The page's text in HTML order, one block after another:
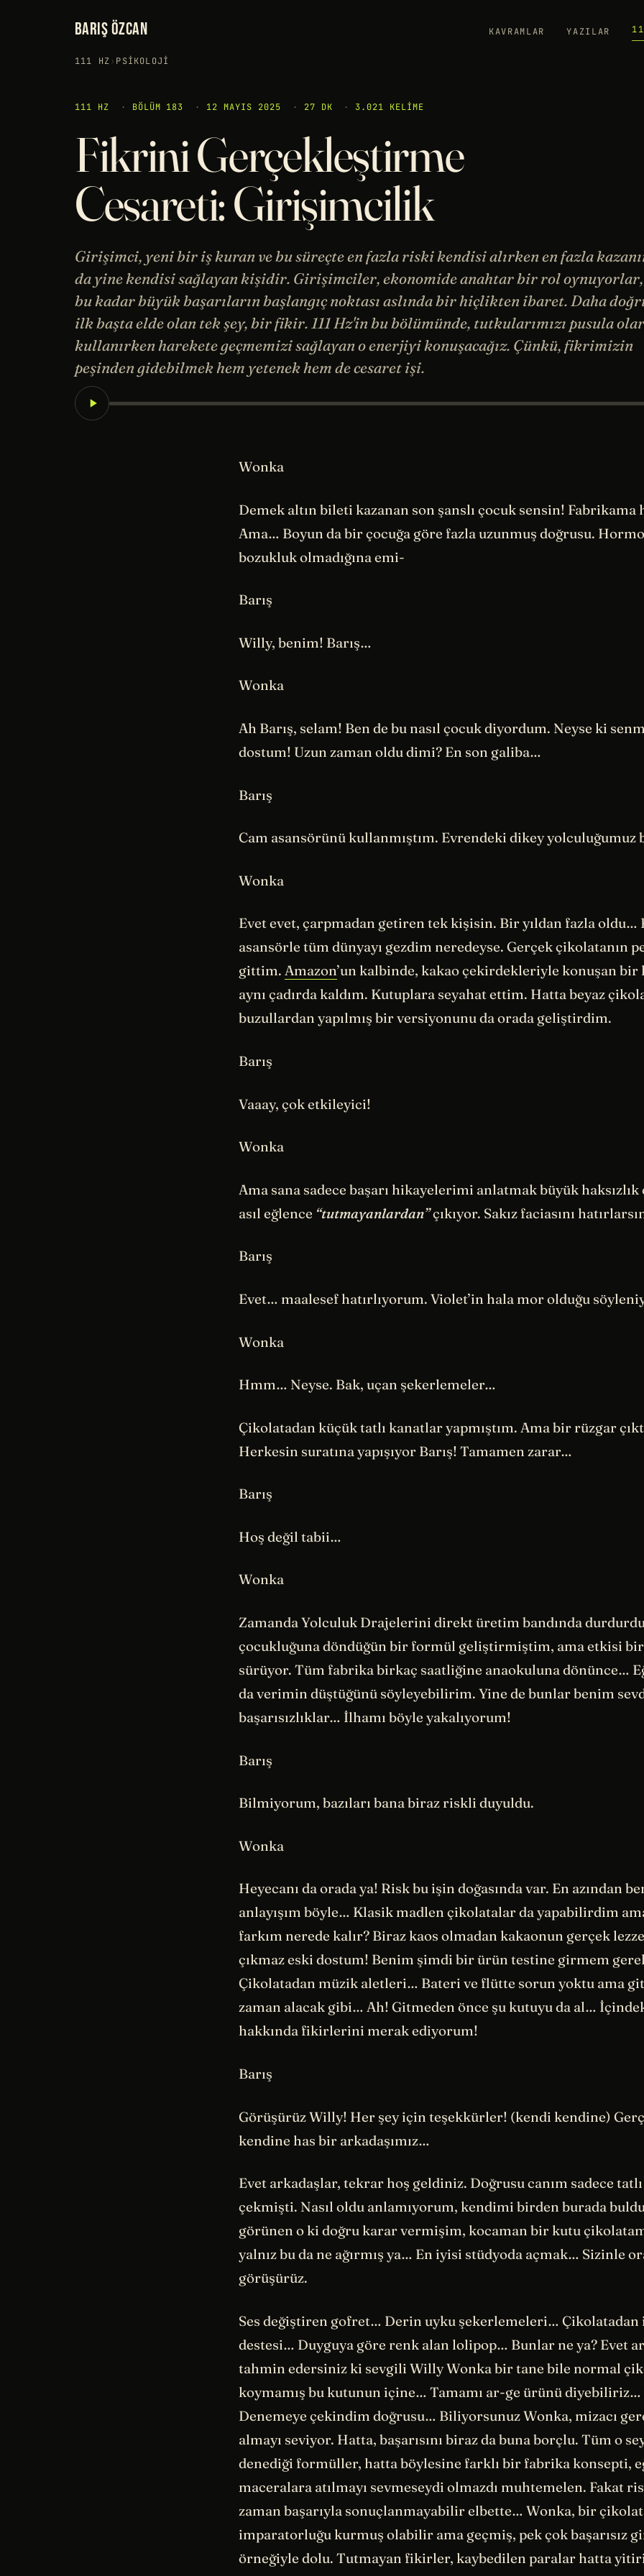
BARIŞ ÖZCAN KAVRAMLAR YAZILAR
111 HZ› PSIKOLOJI
111 HZ · BÖLÜM 183 · 12 MAYIS 2025 · 27 DK · 3.021 KELIME
Fikrini Gerçekleştirme
Cesareti: Girişimcilik
Girişimci, yeni bir iş kuran ve bu süreçte en fazla riski kendisi alırken en fazla
da yine kendisi sağlayan kişidir. Girişimciler, ekonomide anahtar bir rol
bu kadar büyük başarıların başlangıç noktası aslında bir hiçlikten ibaret. Daha
ilk başta elde olan tek şey, bir fikir. 111 Hz'in bu bölümünde, tutkularımızı pusula
kullanırken harekete geçmemizi sağlayan o enerjiyi konuşacağız. Çünkü, fikrimizin
peşinden gidebilmek hem yetenek hem de cesaret işi.
Wonka
Demek altın bileti kazanan son şanslı çocuk sensin!
Ama… Boyun da bir çocuğa göre fazla uzunmuş doğrusu.
bozukluk olmadığına emi-
Barış
Willy, benim! Barış…
Wonka
Ah Barış, selam! Ben de bu nasıl çocuk diyordum. Neyse ki
dostum! Uzun zaman oldu dimi? En son galiba…
Barış
Cam asansörünü kullanmıştım. Evrendeki dikey yolculuğumuz
Wonka
Evet evet, çarpmadan getiren tek kişisin. Bir yıldan fazla oldu…
asansörle tüm dünyayı gezdim neredeyse. Gerçek çikolatanın
gittim. Amazon’un kalbinde, kakao çekirdekleriyle konuşan bir
aynı çadırda kaldım. Kutuplara seyahat ettim. Hatta beyaz
buzullardan yapılmış bir versiyonunu da orada geliştirdim.
Barış
Vaaay, çok etkileyici!
Wonka
Ama sana sadece başarı hikayelerimi anlatmak büyük
asıl eğlence “tutmayanlardan”çıkıyor. Sakız faciasını
Barış
Evet… maalesef hatırlıyorum. Violet’in hala mor olduğu
Wonka
Hmm… Neyse. Bak, uçan şekerlemeler…
Çikolatadan küçük tatlı kanatlar yapmıştım. Ama bir rüzgar
Herkesin suratına yapışıyor Barış! Tamamen zarar…
Barış
Hoş değil tabii…
Wonka
Zamanda Yolculuk Drajelerini direkt üretim bandında
çocukluğuna döndüğün bir formül geliştirmiştim, ama etkisi
sürüyor. Tüm fabrika birkaç saatliğine anaokuluna dönünce…
da verimin düştüğünü söyleyebilirim. Yine de bunlar benim
başarısızlıklar… İlhamı böyle yakalıyorum!
Barış
Bilmiyorum, bazıları bana biraz riskli duyuldu.
Wonka
Heyecanı da orada ya! Risk bu işin doğasında var. En azından
anlayışım böyle… Klasik madlen çikolatalar da yapabilirdim
farkım nerede kalır? Biraz kaos olmadan kakaonun gerçek
çıkmaz eski dostum! Benim şimdi bir ürün testine girmem
Çikolatadan müzik aletleri… Bateri ve flütte sorun yoktu ama
zaman alacak gibi… Ah! Gitmeden önce şu kutuyu da al…
hakkında fikirlerini merak ediyorum!
Barış
Görüşürüz Willy! Her şey için teşekkürler! (kendi kendine)
kendine has bir arkadaşımız…
Evet arkadaşlar, tekrar hoş geldiniz. Doğrusu canım sadece
çekmişti. Nasıl oldu anlamıyorum, kendimi birden burada
görünen o ki doğru karar vermişim, kocaman bir kutu
yalnız bu da ne ağırmış ya… En iyisi stüdyoda açmak… Sizinle
görüşürüz.
Ses değiştiren gofret… Derin uyku şekerlemeleri… Çikolatadan
destesi… Duyguya göre renk alan lolipop… Bunlar ne ya? Evet
tahmin edersiniz ki sevgili Willy Wonka bir tane bile normal
koymamış bu kutunun içine… Tamamı ar-ge ürünü
Denemeye çekindim doğrusu… Biliyorsunuz Wonka, mizacı
almayı seviyor. Hatta, başarısını biraz da buna borçlu. Tüm o
denediği formüller, hatta böylesine farklı bir fabrika konsepti,
maceralara atılmayı sevmeseydi olmazdı muhtemelen. Fakat
zaman başarıyla sonuçlanmayabilir elbette… Wonka, bir
imparatorluğu kurmuş olabilir ama geçmiş, pek çok başarısız
örneğiyle dolu. Tutmayan fikirler, kaybedilen paralar hatta